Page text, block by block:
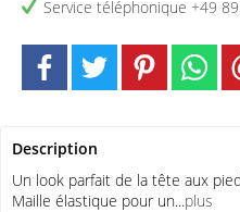
Service téléphonique +49
Description
Un look parfait de la tête aux
Maille élastique pour un...plus